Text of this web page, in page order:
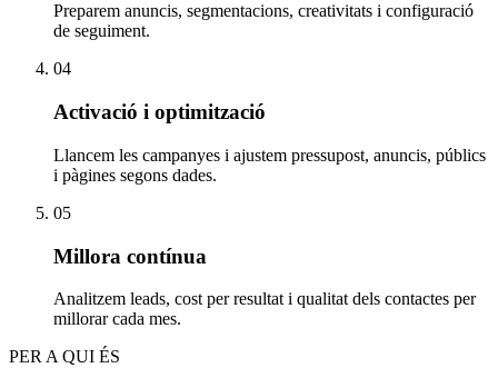
Preparem anuncis, segmentacions, creativitats i configuració
de seguiment.
04
Activació i optimització
Llancem les campanyes i ajustem pressupost, anuncis, públics
i pàgines segons dades.
05
Millora contínua
Analitzem leads, cost per resultat i qualitat dels contactes per
millorar cada mes.
PER A QUI ÉS